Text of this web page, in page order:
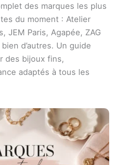
des marques les plus
du moment : Atelier
JEM Paris, Agapée, ZAG
d’autres. Un guide
des bijoux fins,
adaptés à tous les